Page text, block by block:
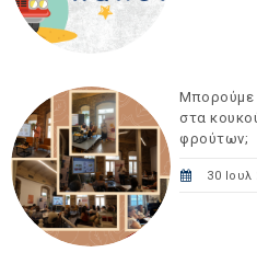
Μπορούμε
στα
φρούτων;
30 Ιουλ